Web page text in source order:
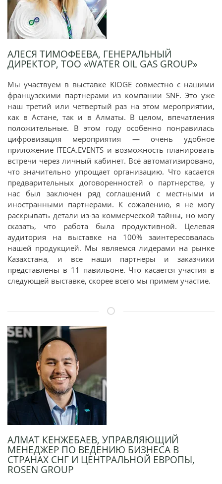
АЛЕСЯ ТИМОФЕЕВА, ГЕНЕРАЛЬНЫЙ
ДИРЕКТОР, TOO «WATER OIL GAS GROUP»
Мы участвуем в выставке KIOGE совместно с нашими
французскими партнерами из компании SNF. Это уже
наш третий или четвертый раз на этом мероприятии,
как в Астане, так и в Алматы. В целом, впечатления
положительные. В этом году особенно понравилась
цифровизация мероприятия — очень удобное
приложение ITECA.EVENTS и возможность планировать
встречи через личный кабинет. Всё автоматизировано,
что значительно упрощает организацию. Что касается
предварительных договоренностей о партнерстве, у
нас был заключен ряд соглашений с местными и
иностранными партнерами. К сожалению, я не могу
раскрывать детали из-за коммерческой тайны, но могу
сказать, что работа была продуктивной. Целевая
аудитория на выставке на 100% заинтересовалась
нашей продукцией. Мы являемся лидерами на рынке
Казахстана, и все наши партнеры и заказчики
представлены в 11 павильоне. Что касается участия в
следующей выставке, скорее всего мы примем участие.
АЛМАТ КЕНЖЕБАЕВ, УПРАВЛЯЮЩИЙ
МЕНЕДЖЕР ПО ВЕДЕНИЮ БИЗНЕСА В
СТРАНАХ СНГ И ЦЕНТРАЛЬНОЙ ЕВРОПЫ,
ROSEN GROUP